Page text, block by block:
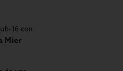
16 con
Mier